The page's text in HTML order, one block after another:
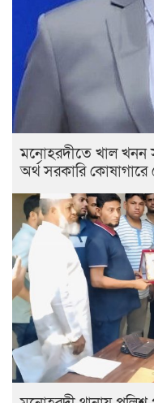
মনোহরদীতে খাল খনন
অর্থ সরকারি